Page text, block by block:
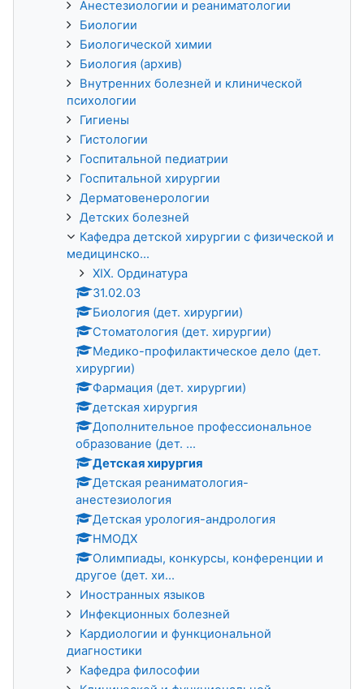
Анестезиологии и реаниматологии
Биологии
Биологической химии
Биология (архив)
Внутренних болезней и клинической
психологии
Гигиены
Гистологии
Госпитальной педиатрии
Госпитальной хирургии
Дерматовенерологии
Детских болезней
Кафедра детской хирургии с физической и
медицинско...
XIX. Ординатура
31.02.03
Биология (дет. хирургии)
Стоматология (дет. хирургии)
Медико-профилактическое дело (дет.
хирургии)
Фармация (дет. хирургии)
детская хирургия
Дополнительное профессиональное
образование (дет. ...
Детская хирургия
Детская реаниматология-
анестезиология
Детская урология-андрология
НМОДХ
Олимпиады, конкурсы, конференции и
другое (дет. хи...
Иностранных языков
Инфекционных болезней
Кардиологии и функциональной
диагностики
Кафедра философии